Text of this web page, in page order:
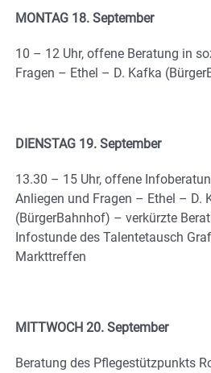
MONTAG 18. September
10 – 12 Uhr, offene Beratung in
Fragen – Ethel – D. Kafka
DIENSTAG 19. September
13.30 – 15 Uhr, offene
Anliegen und Fragen – Ethel – D.
(BürgerBahnhof) – verkürzte
Infostunde des Talentetausch
Markttreffen
MITTWOCH 20. September
Beratung des Pflegestützpunkts